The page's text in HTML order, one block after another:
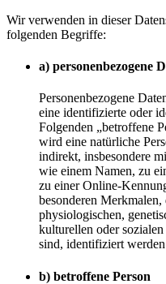
Wir verwenden in dieser
folgenden Begriffe:
a) personenbezogene
Personenbezogene
eine identifizierte oder
Folgenden „betroffene
wird eine natürliche
indirekt, insbesondere
wie einem Namen, zu
zu einer Online-
besonderen
physiologischen,
kulturellen oder
sind, identifiziert
b) betroffene Person